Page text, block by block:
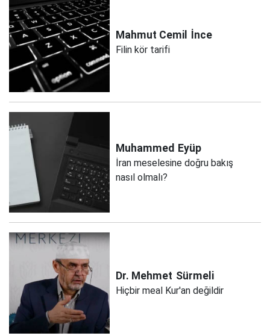
Mahmut Cemil İnce
Filin kör tarifi
Muhammed Eyüp
İran meselesine doğru bakış
nasıl olmalı?
Dr. Mehmet Sürmeli
Hiçbir meal Kur'an değildir